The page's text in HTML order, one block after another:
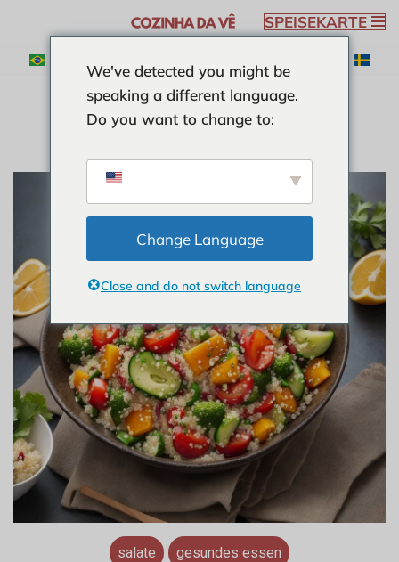
SPEISEKARTE
salate
gesundes essen
We've detected you might be
speaking a different language.
Do you want to change to:
Change Language
Close and do not switch language